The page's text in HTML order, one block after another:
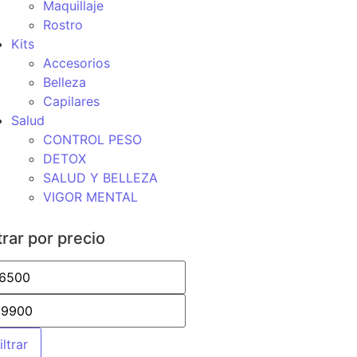
Maquillaje
Rostro
Kits
Accesorios
Belleza
Capilares
Salud
CONTROL PESO
DETOX
SALUD Y BELLEZA
VIGOR MENTAL
por precio